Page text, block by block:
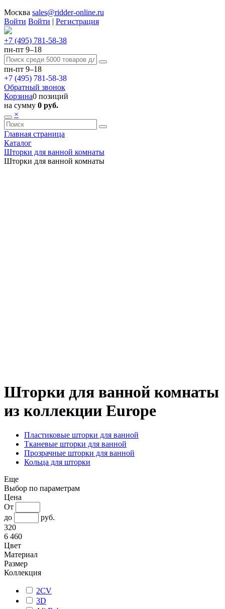
Москва sales@ridder-online.ru
Войти Войти | Регистрация
+7 (495) 781-58-38
пн-пт 9–18
пн-пт 9–18
+7 (495) 781-58-38
Обратный звонок
Корзина0 позиций
на сумму 0 руб.
×
Главная страница
Каталог
Шторки для ванной комнаты
Шторки для ванной комнаты
Шторки для ванной комнаты
из коллекции Europe
Пластиковые шторки для ванной
Тканевые шторки для ванной
Прозрачные шторки для ванной
Кольца для шторки
Еще
Выбор по параметрам
Цена
От
до
руб.
320
6 460
Цвет
Материал
Размер
Коллекция
2CV
3D